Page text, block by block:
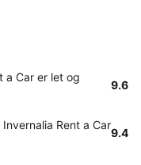
a Car er let og
9.6
Rent a Car
9.4